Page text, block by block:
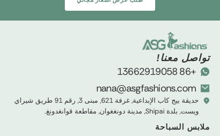
تواصل معنا!
+86 13662919058
nana@asgfashions.com
حديقة بيج كاب الإبداعية, غرفة 621, مبنى 3, رقم 91 طريق شيراي
ويست, بلدة Shipai, مدينة دونغغوان, مقاطعة قوانغدونغ.
ملابس السباحة